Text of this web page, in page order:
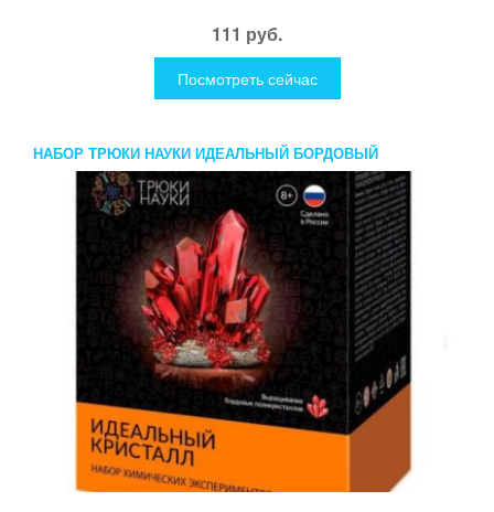
111 руб.
Посмотреть сейчас
НАБОР ТРЮКИ НАУКИ ИДЕАЛЬНЫЙ БОРДОВЫЙ
ПОЛИКРИСТАЛЛ